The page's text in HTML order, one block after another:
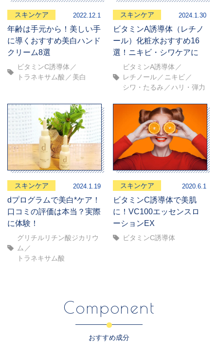
スキンケア 2022.12.1
年齢は手元から！美しい手
に導くおすすめ美白ハンド
クリーム8選
ビタミンC誘導体
トラネキサム酸
美白
スキンケア 2024.1.30
ビタミンA誘導体（レチノ
ール）化粧水おすすめ16
選！ニキビ・シワケアに
ビタミンA誘導体
レチノール
ニキビ
シワ・たるみ
ハリ・弾力
スキンケア 2024.1.19
dプログラムで美白*ケア！
口コミの評価は本当？実際
に体験！
グリチルリチン酸ジカリウ
ム
トラネキサム酸
スキンケア 2020.6.1
ビタミンC誘導体で美肌
に！VC100エッセンスロ
ーションEX
ビタミンC誘導体
Component
おすすめ成分